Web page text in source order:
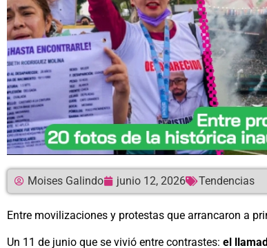
Moises Galindo junio 12, 2026 Tendencias
Entre movilizaciones y protestas que arrancaron a
Un 11 de junio que se vivió entre contrastes: el